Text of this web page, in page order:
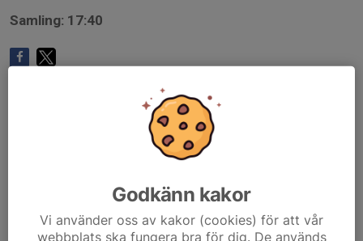
Samling: 17:40
Godkänn kakor
Vi använder oss av kakor (cookies) för att vår
webbplats ska fungera bra för dig. De används